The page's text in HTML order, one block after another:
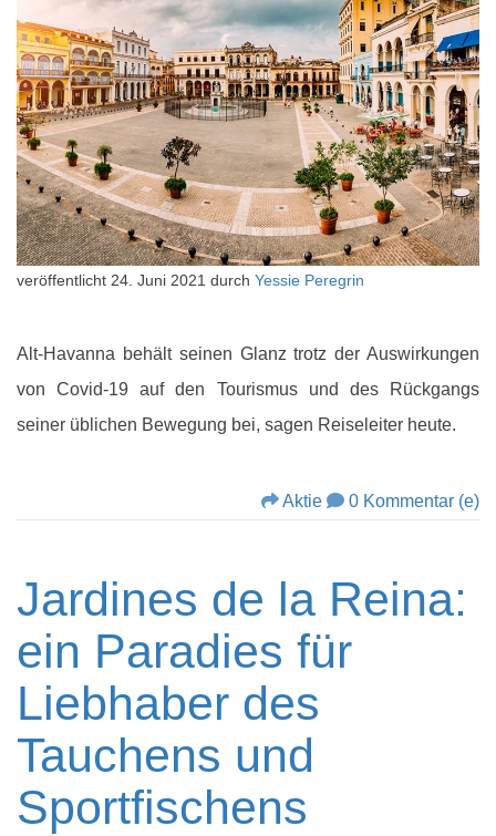
veröffentlicht 24. Juni 2021 durch Yessie Peregrin
Alt-Havanna behält seinen Glanz trotz der Auswirkungen
von Covid-19 auf den Tourismus und des Rückgangs
seiner üblichen Bewegung bei, sagen Reiseleiter heute.
Aktie 0 Kommentar (e)
Jardines de la Reina:
ein Paradies für
Liebhaber des
Tauchens und
Sportfischens